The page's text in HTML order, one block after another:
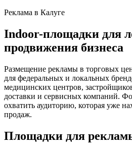
Реклама в Калуге
Indoor-площадки для
продвижения бизнеса
Размещение рекламы в торговых
для федеральных и локальных
медицинских центров,
доставки и сервисных компаний.
охватить аудиторию, которая уже
продаж.
Площадки для